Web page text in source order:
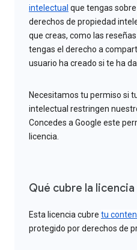
intelectual que tengas
derechos de propiedad
que creas, como las
tengas el derecho a
usuario ha creado si te ha
Necesitamos tu permiso si
intelectual restringen
Concedes a Google este
licencia.
Qué cubre la licencia
Esta licencia cubre tu
protegido por derechos de